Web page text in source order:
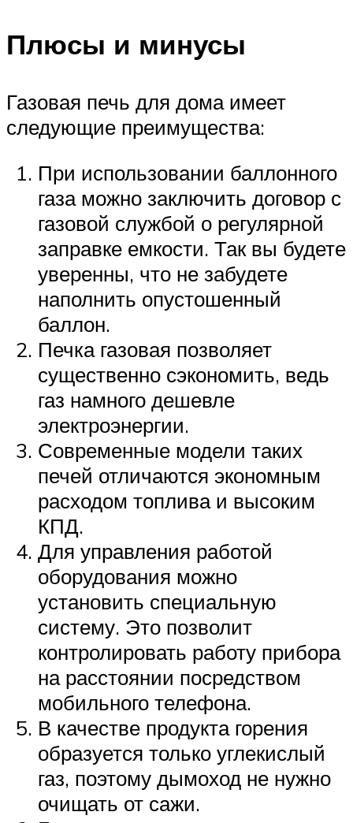
Плюсы и минусы
Газовая печь для дома имеет
следующие преимущества:
При использовании баллонного
газа можно заключить договор с
газовой службой о регулярной
заправке емкости. Так вы будете
уверенны, что не забудете
наполнить опустошенный
баллон.
Печка газовая позволяет
существенно сэкономить, ведь
газ намного дешевле
электроэнергии.
Современные модели таких
печей отличаются экономным
расходом топлива и высоким
КПД.
Для управления работой
оборудования можно
установить специальную
систему. Это позволит
контролировать работу прибора
на расстоянии посредством
мобильного телефона.
В качестве продукта горения
образуется только углекислый
газ, поэтому дымоход не нужно
очищать от сажи.